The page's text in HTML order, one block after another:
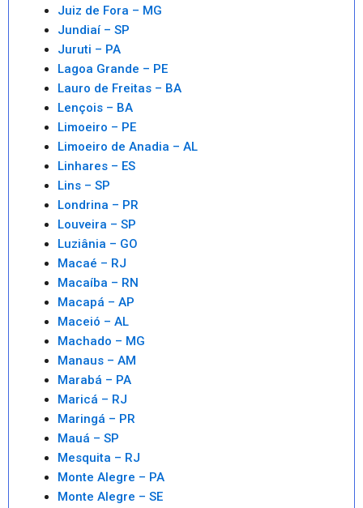
Juiz de Fora – MG
Jundiaí – SP
Juruti – PA
Lagoa Grande – PE
Lauro de Freitas – BA
Lençois – BA
Limoeiro – PE
Limoeiro de Anadia – AL
Linhares – ES
Lins – SP
Londrina – PR
Louveira – SP
Luziânia – GO
Macaé – RJ
Macaíba – RN
Macapá – AP
Maceió – AL
Machado – MG
Manaus – AM
Marabá – PA
Maricá – RJ
Maringá – PR
Mauá – SP
Mesquita – RJ
Monte Alegre – PA
Monte Alegre – SE